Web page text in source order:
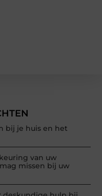
bij je huis en het
van uw
missen bij uw